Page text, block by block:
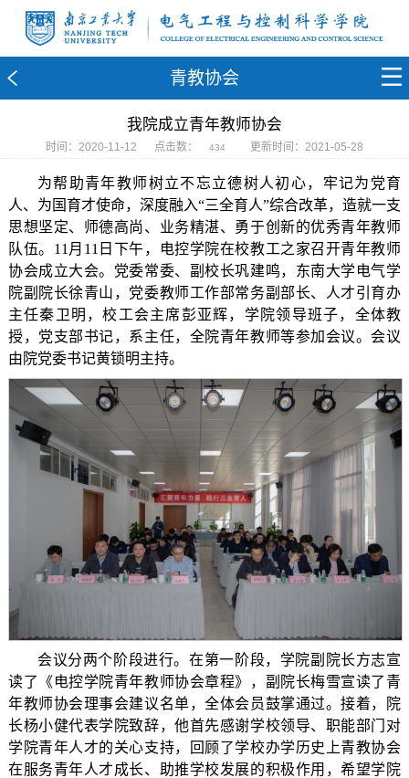
青教协会
我院成立青年教师协会
时间：2020-11-12 点击数： 434 更新时间：2021-05-28
为帮助青年教师树立不忘立德树人初心，牢记为党育
人、为国育才使命，深度融入“三全育人”综合改革，造就一支
思想坚定、师德高尚、业务精湛、勇于创新的优秀青年教师
队伍。 11 月 11 日下午，电控学院在校教工之家召开青年教师
协会成立大会。党委常委、副校长巩建鸣，东南大学电气学
院副院长徐青山，党委教师工作部常务副部长、人才引育办
主任秦卫明，校工会主席彭亚辉，学院领导班子，全体教
授，党支部书记，系主任，全院青年教师等参加会议。会议
由院党委书记黄锁明主持。
会议分两个阶段进行。在第一阶段，学院副院长方志宣
读了《电控学院青年教师协会章程》，副院长梅雪宣读了青
年教师协会理事会建议名单，全体会员鼓掌通过。接着，院
长杨小健代表学院致辞，他首先感谢学校领导、职能部门对
学院青年人才的关心支持，回顾了学校办学历史上青教协会
在服务青年人才成长、助推学校发展的积极作用，希望学院